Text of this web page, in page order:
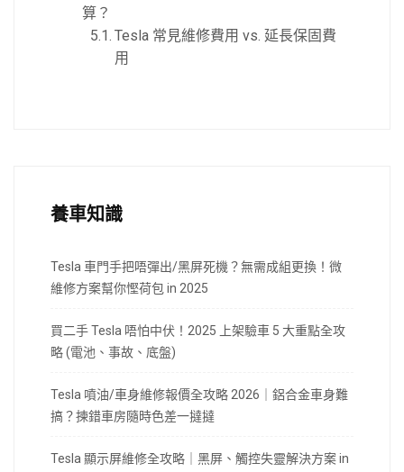
算？
Tesla 常見維修費用 vs. 延長保固費
用
養車知識
Tesla 車門手把唔彈出/黑屏死機？無需成組更換！微
維修方案幫你慳荷包 in 2025
買二手 Tesla 唔怕中伏！2025 上架驗車 5 大重點全攻
略 (電池、事故、底盤)
Tesla 噴油/車身維修報價全攻略 2026｜鋁合金車身難
搞？揀錯車房隨時色差一撻撻
Tesla 顯示屏維修全攻略｜黑屏、觸控失靈解決方案 in